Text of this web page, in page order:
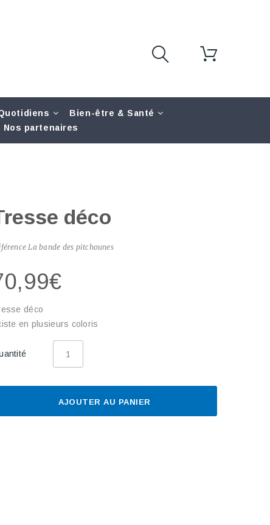
Bien-être & Santé
Nos partenaires
déco
La bande des pitchounes
déco
en plusieurs coloris
AJOUTER AU PANIER